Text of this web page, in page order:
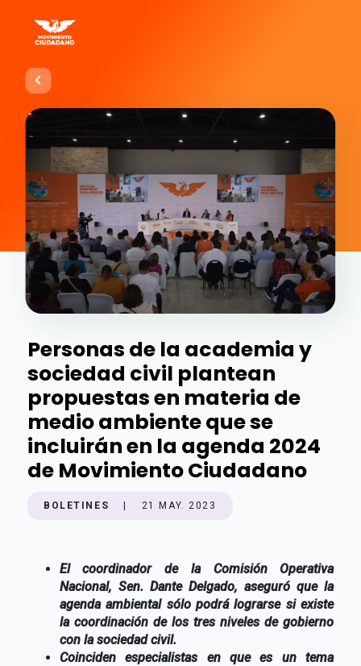
Personas de la academia y
sociedad civil plantean
propuestas en materia de
medio ambiente que se
incluirán en la agenda 2024
de Movimiento Ciudadano
BOLETINES 21 MAY. 2023
El coordinador de la Comisión Operativa
Nacional, Sen. Dante Delgado, aseguró que la
agenda ambiental sólo podrá lograrse si existe
la coordinación de los tres niveles de gobierno
con la sociedad civil.
Coinciden especialistas en que es un tema